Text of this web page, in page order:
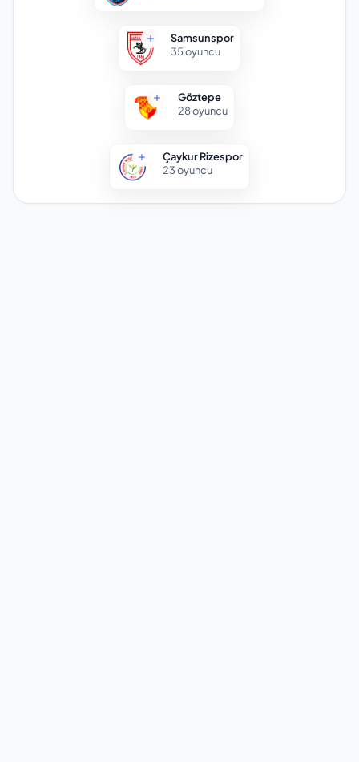
Samsunspor
35oyuncu
Göztepe
28oyuncu
Çaykur Rizespor
23oyuncu